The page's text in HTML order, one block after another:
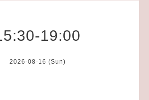
19:00
2026-08-16 (Sun)